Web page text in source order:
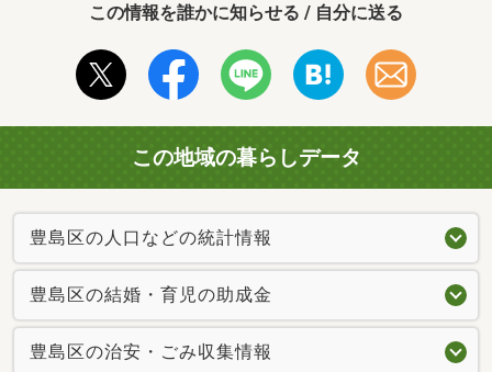
この情報を誰かに知らせる / 自分に送る
この地域の暮らしデータ
豊島区の人口などの統計情報
豊島区の結婚・育児の助成金
豊島区の治安・ごみ収集情報